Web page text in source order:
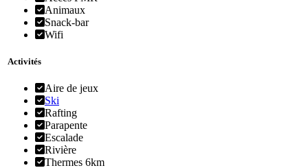
Animaux
Snack-bar
Wifi
Activités
Aire de jeux
Ski
Rafting
Parapente
Escalade
Rivière
Thermes 6km